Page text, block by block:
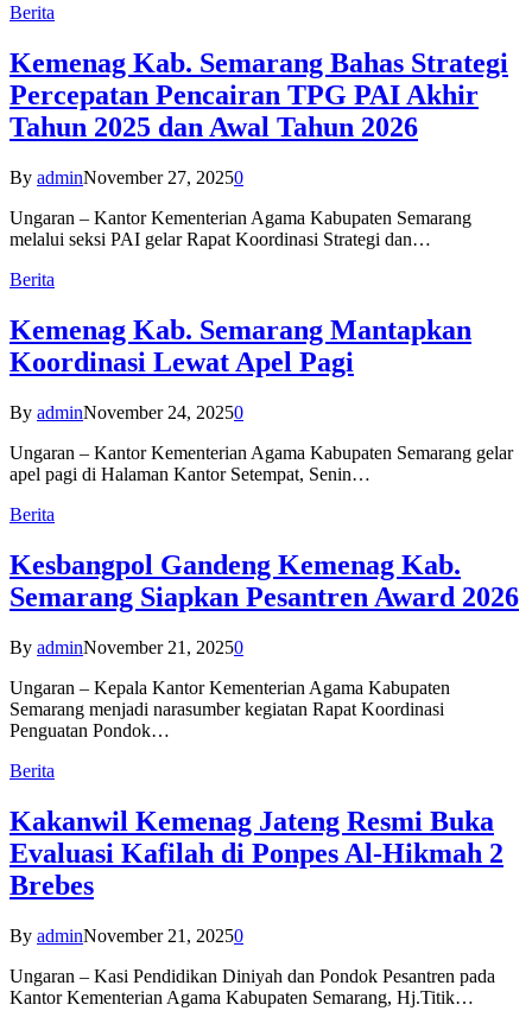
Berita
Kemenag Kab. Semarang Bahas Strategi
Percepatan Pencairan TPG PAI Akhir
Tahun 2025 dan Awal Tahun 2026
By adminNovember 27, 20250
Ungaran – Kantor Kementerian Agama Kabupaten Semarang
melalui seksi PAI gelar Rapat Koordinasi Strategi dan…
Berita
Kemenag Kab. Semarang Mantapkan
Koordinasi Lewat Apel Pagi
By adminNovember 24, 20250
Ungaran – Kantor Kementerian Agama Kabupaten Semarang gelar
apel pagi di Halaman Kantor Setempat, Senin…
Berita
Kesbangpol Gandeng Kemenag Kab.
Semarang Siapkan Pesantren Award 2026
By adminNovember 21, 20250
Ungaran – Kepala Kantor Kementerian Agama Kabupaten
Semarang menjadi narasumber kegiatan Rapat Koordinasi
Penguatan Pondok…
Berita
Kakanwil Kemenag Jateng Resmi Buka
Evaluasi Kafilah di Ponpes Al-Hikmah 2
Brebes
By adminNovember 21, 20250
Ungaran – Kasi Pendidikan Diniyah dan Pondok Pesantren pada
Kantor Kementerian Agama Kabupaten Semarang, Hj.Titik…